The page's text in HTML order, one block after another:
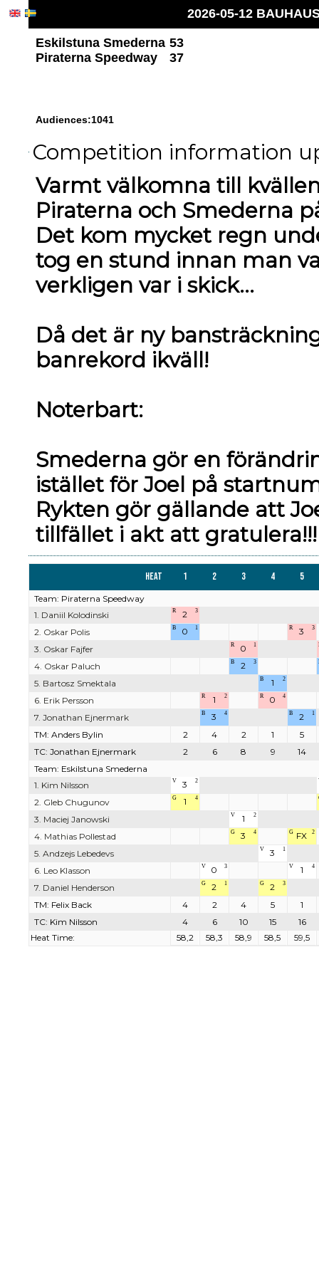
2026-05-12
Eskilstuna Smederna 53
Piraterna Speedway
37
Audiences:1041
Competition information
Varmt välkomna till
Piraterna och Smederna
Det kom mycket regn
tog en stund innan man
verkligen var i skick...
Då det är ny
banrekord ikväll!
Noterbart:
Smederna gör en
istället för Joel på
Rykten gör gällande att
tillfället i akt att gratulera!!!
Heat 1 2 3 4 5
Team: Piraterna Speedway
1. Daniil Kolodinski
R 2 3
2. Oskar Polis B 0 1 R 3 3
3. Oskar Fajfer R 0 1
4. Oskar Paluch B 2 3
5. Bartosz Smektala B 1 2
6. Erik Persson R 1 2 R 0 4
7. Jonathan Ejnermark B 3 4 B 2 1
TM: Anders Bylin 2 4 2 1
5
TC: Jonathan Ejnermark
2 6 8 9
14
Team: Eskilstuna Smederna
1. Kim Nilsson
V 3 2
2. Gleb Chugunov G 1 4
3. Maciej Janowski V 1 2
4. Mathias Pollestad G 3 4 G FX 2
5. Andzejs Lebedevs V 3 1
6. Leo Klasson V 0 3 V 1 4
7. Daniel Henderson G 2 1 G 2 3
TM: Felix Back 4 2 4 5
1
TC: Kim Nilsson
4 6 10 15
16
Heat Time:
58,2 58,3 58,9 58,5 59,5